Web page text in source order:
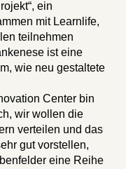
ein
mit Learnlife,
teilnehmen
ist eine
wie neu gestaltete
Center bin
wir wollen die
verteilen und das
gut vorstellen,
eine Reihe